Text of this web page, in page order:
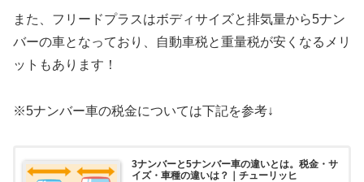
また、フリードプラスはボディサイズと排気量から5ナン
バーの車となっており、自動車税と重量税が安くなるメリ
ットもあります！
※5ナンバー車の税金については下記を参考↓
3ナンバーと5ナンバー車の違いとは。税金・サ
イズ・車種の違いは？｜チューリッヒ